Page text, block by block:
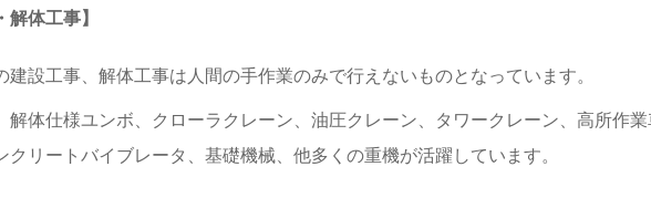
解体工事】
建設工事、解体工事は人間の手作業のみで行えないものとなっています。
解体仕様ユンボ、クローラクレーン、油圧クレーン、タワークレーン、高所作
クリートバイブレータ、基礎機械、他多くの重機が活躍しています。